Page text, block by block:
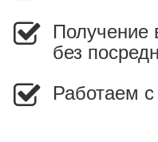
Получение
без
Работаем